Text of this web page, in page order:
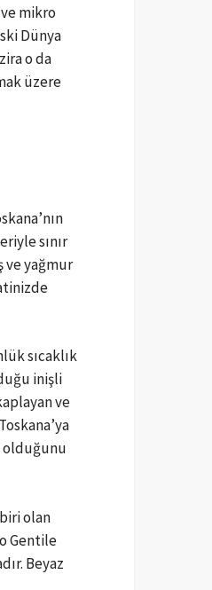
mikro
Dünya
o da
üzere
sınır
ve yağmur
sıcaklık
inişli
ve
olduğunu
olan
Gentile
Beyaz